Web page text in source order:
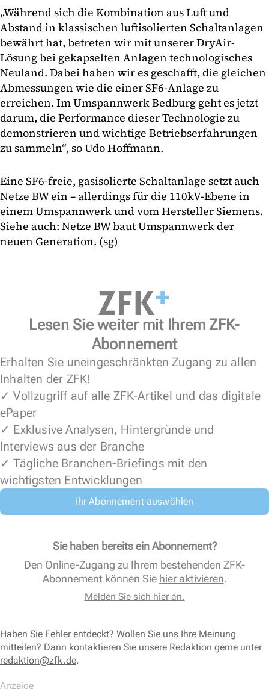
„Während sich die Kombination aus Luft und
Abstand in klassischen luftisolierten Schaltanlagen
bewährt hat, betreten wir mit unserer DryAir-
Lösung bei gekapselten Anlagen technologisches
Neuland. Dabei haben wir es geschafft, die gleichen
Abmessungen wie die einer SF6-Anlage zu
erreichen. Im Umspannwerk Bedburg geht es jetzt
darum, die Performance dieser Technologie zu
demonstrieren und wichtige Betriebserfahrungen
zu sammeln“, so Udo Hoffmann.
Eine SF6-freie, gasisolierte Schaltanlage setzt auch
Netze BW ein – allerdings für die 110kV-Ebene in
einem Umspannwerk und vom Hersteller Siemens.
Siehe auch: Netze BW baut Umspannwerk der
neuen Generation. (sg)
Lesen Sie weiter mit Ihrem ZFK-
Abonnement
Erhalten Sie uneingeschränkten Zugang zu allen
Inhalten der ZFK!
✓ Vollzugriff auf alle ZFK-Artikel und das digitale
ePaper
✓ Exklusive Analysen, Hintergründe und
Interviews aus der Branche
✓ Tägliche Branchen-Briefings mit den
wichtigsten Entwicklungen
Ihr Abonnement auswählen
Sie haben bereits ein Abonnement?
Den Online-Zugang zu Ihrem bestehenden ZFK-
Abonnement können Sie hier aktivieren.
Melden Sie sich hier an.
Haben Sie Fehler entdeckt? Wollen Sie uns Ihre Meinung
mitteilen? Dann kontaktieren Sie unsere Redaktion gerne unter
redaktion@zfk.de.